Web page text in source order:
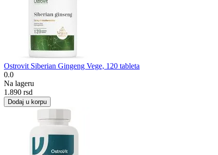
Ostrovit Siberian Gingeng Vege, 120 tableta
0.0
Na lageru
1.890 rsd
Dodaj u korpu